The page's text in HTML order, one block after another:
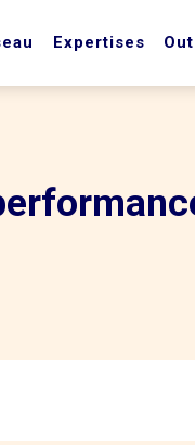
Expertises